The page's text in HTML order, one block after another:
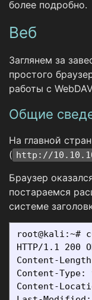
более подробно.
Веб
Заглянем за
простого
работы с
Общие
На главной
( http://
Браузер
постараемся
системе
root@kali:~#
HTTP/1.1 200
Content-
Content-
Content-